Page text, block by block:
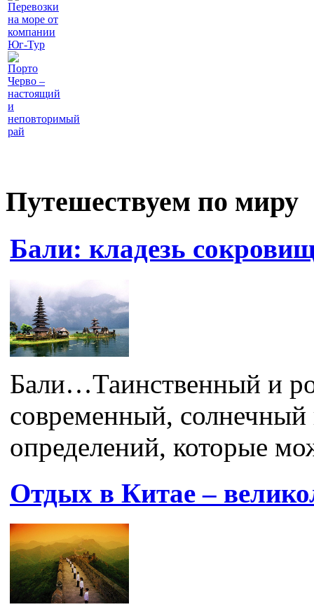
Перевозки
на море от
компании
Юг-Тур
Порто
Черво –
настоящий
и
неповторимый
рай
Путешествуем по миру
Бали: кладезь
Бали…Таинственный и
современный,
определений, которые
Отдых в Китае –